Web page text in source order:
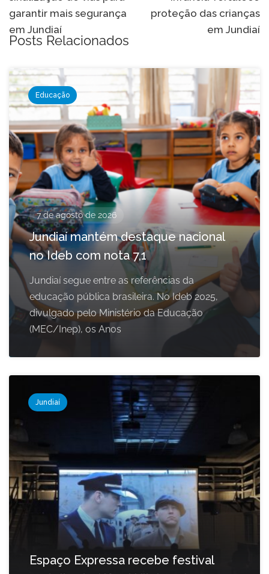
Post
garantir mais segurança
em Jundiaí
proteção das crianças
em Jundiaí
Posts Relacionados
Educação
7 de agosto de 2026
Jundiaí mantém destaque nacional
no Ideb com nota 7,1
Jundiaí segue entre as referências da
educação pública brasileira. No Ideb 2025,
divulgado pelo Ministério da Educação
(MEC/Inep), os Anos
Jundiaí
Espaço Expressa recebe festival